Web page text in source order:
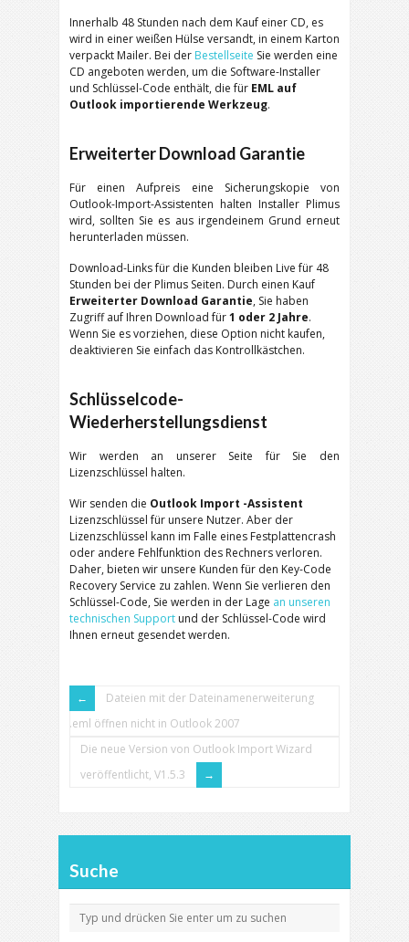
Innerhalb 48 Stunden nach dem Kauf einer CD, es
wird in einer weißen Hülse versandt, in einem Karton
verpackt Mailer. Bei der Bestellseite Sie werden eine
CD angeboten werden, um die Software-Installer
und Schlüssel-Code enthält, die für EML auf
Outlook importierende Werkzeug.
Erweiterter Download Garantie
Für einen Aufpreis eine Sicherungskopie von
Outlook-Import-Assistenten halten Installer Plimus
wird, sollten Sie es aus irgendeinem Grund erneut
herunterladen müssen.
Download-Links für die Kunden bleiben Live für 48
Stunden bei der Plimus Seiten. Durch einen Kauf
Erweiterter Download Garantie, Sie haben
Zugriff auf Ihren Download für1 oder 2 Jahre.
Wenn Sie es vorziehen, diese Option nicht kaufen,
deaktivieren Sie einfach das Kontrollkästchen.
Schlüsselcode-
Wiederherstellungsdienst
Wir werden an unserer Seite für Sie den
Lizenzschlüssel halten.
Wir senden die Outlook Import -Assistent
Lizenzschlüssel für unsere Nutzer. Aber der
Lizenzschlüssel kann im Falle eines Festplattencrash
oder andere Fehlfunktion des Rechners verloren.
Daher, bieten wir unsere Kunden für den Key-Code
Recovery Service zu zahlen. Wenn Sie verlieren den
Schlüssel-Code, Sie werden in der Lage an unseren
technischen Support und der Schlüssel-Code wird
Ihnen erneut gesendet werden.
Dateien mit der Dateinamenerweiterung
.eml öffnen nicht in Outlook 2007
Die neue Version von Outlook Import Wizard
veröffentlicht, V1.5.3
Suche